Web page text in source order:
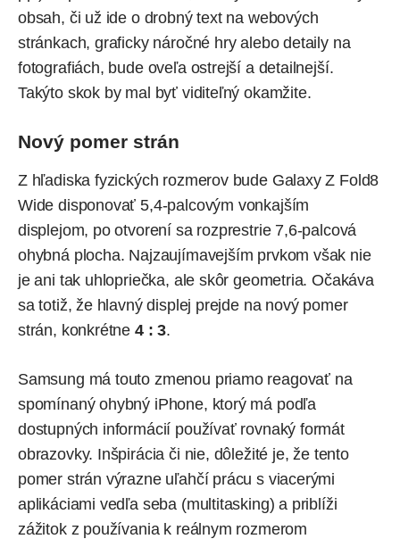
obsah, či už ide o drobný text na webových
stránkach, graficky náročné hry alebo detaily na
fotografiách, bude oveľa ostrejší a detailnejší.
Takýto skok by mal byť viditeľný okamžite.
Nový pomer strán
Z hľadiska fyzických rozmerov bude Galaxy Z Fold8
Wide disponovať 5,4-palcovým vonkajším
displejom, po otvorení sa rozprestrie 7,6-palcová
ohybná plocha. Najzaujímavejším prvkom však nie
je ani tak uhlopriečka, ale skôr geometria. Očakáva
sa totiž, že hlavný displej prejde na nový pomer
strán, konkrétne 4 : 3.
Samsung má touto zmenou priamo reagovať na
spomínaný ohybný iPhone, ktorý má podľa
dostupných informácií používať rovnaký formát
obrazovky. Inšpirácia či nie, dôležité je, že tento
pomer strán výrazne uľahčí prácu s viacerými
aplikáciami vedľa seba (multitasking) a priblíži
zážitok z používania k reálnym rozmerom